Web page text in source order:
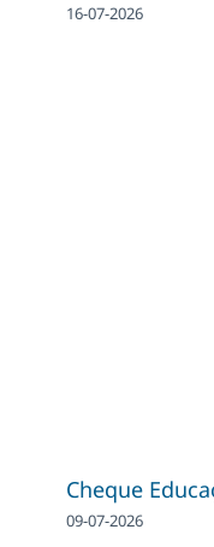
16-07-2026
Cheque
09-07-2026